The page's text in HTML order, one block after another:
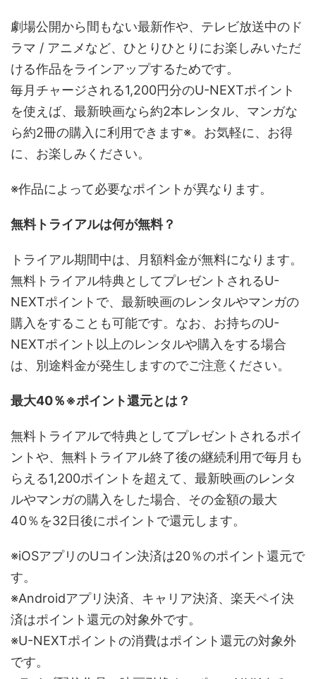
劇場公開から間もない最新作や、テレビ放送中のド
ラマ / アニメなど、ひとりひとりにお楽しみいただ
ける作品をラインアップするためです。
毎月チャージされる1,200円分のU-NEXTポイント
を使えば、最新映画なら約2本レンタル、マンガな
ら約2冊の購入に利用できます※。お気軽に、お得
に、お楽しみください。
※作品によって必要なポイントが異なります。
無料トライアルは何が無料？
トライアル期間中は、月額料金が無料になります。
無料トライアル特典としてプレゼントされるU-
NEXTポイントで、最新映画のレンタルやマンガの
購入をすることも可能です。なお、お持ちのU-
NEXTポイント以上のレンタルや購入をする場合
は、別途料金が発生しますのでご注意ください。
最大40％※ポイント還元とは？
無料トライアルで特典としてプレゼントされるポイ
ントや、無料トライアル終了後の継続利用で毎月も
らえる1,200ポイントを超えて、最新映画のレンタ
ルやマンガの購入をした場合、その金額の最大
40％を32日後にポイントで還元します。
※iOSアプリのUコイン決済は20％のポイント還元で
す。
※Androidアプリ決済、キャリア決済、楽天ペイ決
済はポイント還元の対象外です。
※U-NEXTポイントの消費はポイント還元の対象外
です。